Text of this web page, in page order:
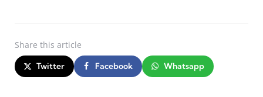
Share this article
Twitter Facebook Whatsapp